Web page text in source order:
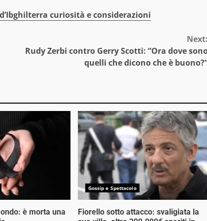
curiosità e considerazioni
Next:
Rudy Zerbi contro Gerry Scotti: “Ora dove
quelli che dicono che è
è morta una
Gossip e Spettacolo
Fiorello sotto attacco: svaligiata la